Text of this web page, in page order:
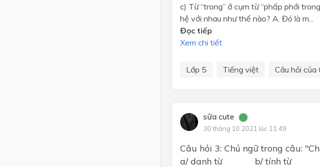
c) Từ “trong” ở cụm từ “phấp phới
hệ với nhau như thế nào? A. Đó là m...
Đọc tiếp
Xem chi tiết
Lớp 5 Tiếng việt Câu hỏi của
sữa cute
30 tháng 10 2021 lúc 11:49
Câu hỏi 3: Chủ ngữ trong câu:
a/ danh từ b/ tính từ